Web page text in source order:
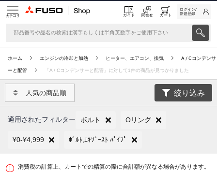
カテゴリ ガイド 問合せ カート
ログイン/
新規登録
ホーム エンジンの冷却と加熱 ヒーター、エアコン、換気 A / Cコンデンサ
ーと配管 「A / Cコンデンサーと配管」に対して1件の商品が見つかりました
人気の商品順 絞り込み
適用されたフィルター ボルト Oリング
¥0-¥4,999 ﾎﾞﾙﾄ,ｴｷｿﾞｰｽﾄ ﾊﾟｲﾌﾟ
消費税の計算上、カートでの精算の際に合計額が異なる場合があります。